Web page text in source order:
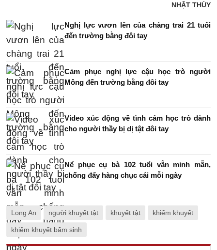
NHẬT THÙY
Nghị lực vươn lên của chàng trai 21 tuổi
đến trường bằng đôi tay
Cảm phục nghị lực cậu học trò người
Mông đến trường bằng đôi tay
Video xúc động về tình cảm học trò dành
cho người thầy bị dị tật đôi tay
Nể phục cụ bà 102 tuổi vẫn minh mẫn,
chống đẩy hàng chục cái mỗi ngày
Long An người khuyết tật khuyết tật khiếm khuyết
khiếm khuyết bẩm sinh